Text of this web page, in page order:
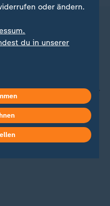
oder ändern.
du in unserer